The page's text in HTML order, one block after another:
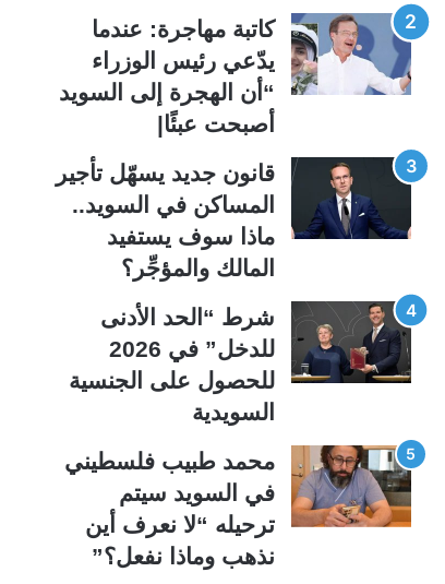
ة
ل
ة
كاتبة مهاجرة: عندما
يدّعي رئيس الوزراء
“أن الهجرة إلى السويد
أصبحت عبئًا|
قانون جديد يسهّل تأجير
المساكن في السويد..
ماذا سوف يستفيد
المالك والمؤجِّر؟
شرط “الحد الأدنى
للدخل” في 2026
للحصول على الجنسية
السويدية
محمد طبيب فلسطيني
في السويد سيتم
ترحيله “لا نعرف أين
نذهب وماذا نفعل؟”